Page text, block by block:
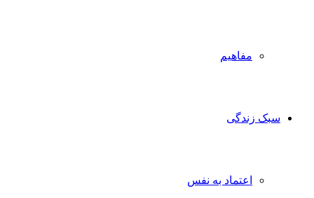
مفاهیم
زندگی
اعتماد به نفس